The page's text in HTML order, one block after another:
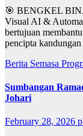
🎯 BENGKEL
Visual AI &
bertujuan
pencipta
Berita Semasa
Sumbangan
Johari
February 28, 2026